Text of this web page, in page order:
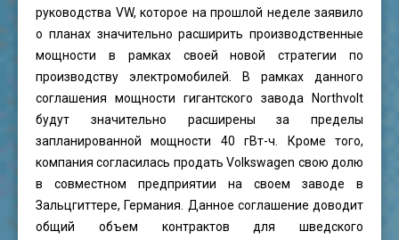
руководства VW, которое на прошлой неделе заявило
о планах значительно расширить производственные
мощности в рамках своей новой стратегии по
производству электромобилей. В рамках данного
соглашения мощности гигантского завода Northvolt
будут значительно расширены за пределы
запланированной мощности 40 гВт-ч. Кроме того,
компания согласилась продать Volkswagen свою долю
в совместном предприятии на своем заводе в
Зальцгиттере, Германия. Данное соглашение доводит
общий объем контрактов для шведского